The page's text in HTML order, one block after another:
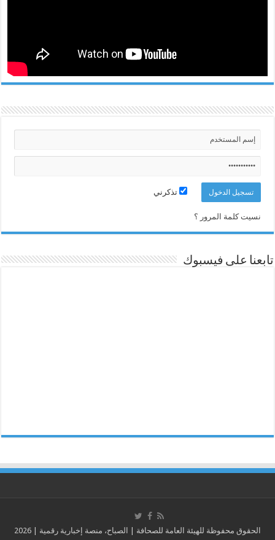
تذكرني
نسيت كلمة المرور ؟
تابعنا على فيسبوك
الحقوق محفوظة للهيئة العامة للصحافة | الصباح، منصة إخبارية رقمية | 2026